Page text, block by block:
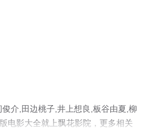
介,田边桃子,井上想良,板谷由夏,柳
电影大全就上飘花影院，更多相关